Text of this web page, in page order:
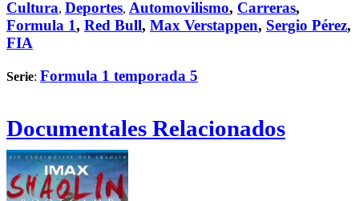
Cultura, Deportes, Automovilismo, Carreras,
Formula 1, Red Bull, Max Verstappen, Sergio Pérez,
FIA
Serie: Formula 1 temporada 5
Documentales Relacionados